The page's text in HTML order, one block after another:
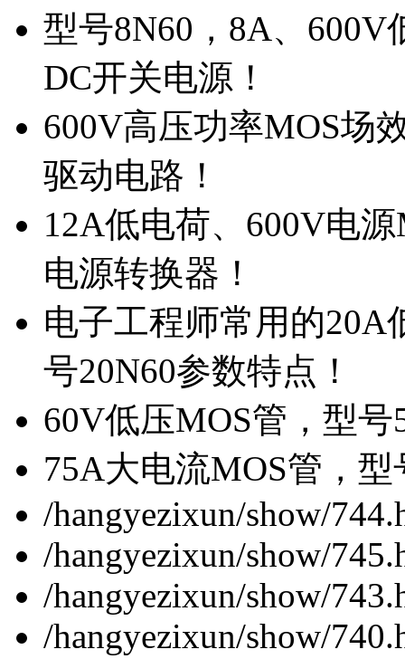
型号8N60，8A、
DC开关电源！
600V高压功率MOS场
驱动电路！
12A低电荷、600V电
电源转换器！
电子工程师常用的20A
号20N60参数特点！
60V低压MOS管，型
75A大电流MOS管，
/hangyezixun/show/
/hangyezixun/show/
/hangyezixun/show/
/hangyezixun/show/